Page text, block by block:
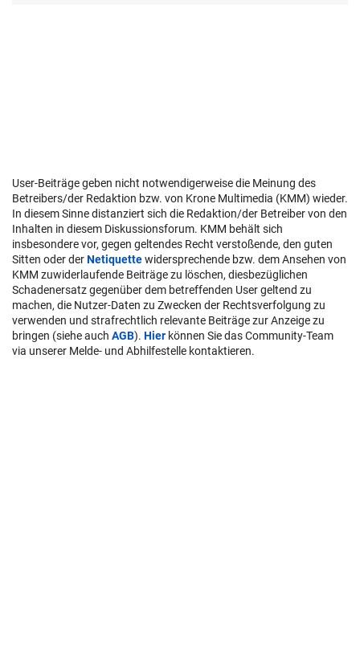
User-Beiträge geben nicht notwendigerweise die Meinung des
Betreibers/der Redaktion bzw. von Krone Multimedia (KMM) wieder.
In diesem Sinne distanziert sich die Redaktion/der Betreiber von den
Inhalten in diesem Diskussionsforum. KMM behält sich
insbesondere vor, gegen geltendes Recht verstoßende, den guten
Sitten oder derNetiquettewidersprechende bzw. dem Ansehen von
KMM zuwiderlaufende Beiträge zu löschen, diesbezüglichen
Schadenersatz gegenüber dem betreffenden User geltend zu
machen, die Nutzer-Daten zu Zwecken der Rechtsverfolgung zu
verwenden und strafrechtlich relevante Beiträge zur Anzeige zu
bringen (siehe auch AGB). Hier können Sie das Community-Team
via unserer Melde- und Abhilfestelle kontaktieren.